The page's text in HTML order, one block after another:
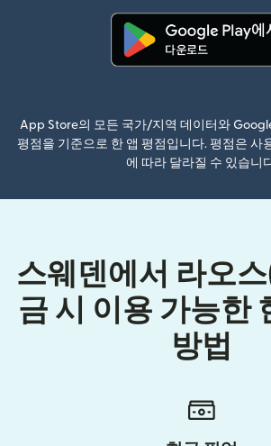
App Store의 모든 국가/지역 데이터와
평점을 기준으로 한 앱 평점입니다. 평점은 사
에 따라 달라질 수 있습니
스웨덴에서 라오
금 시 이용 가능한
방법